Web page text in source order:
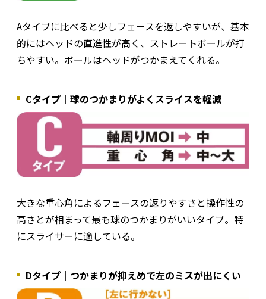
Aタイプに比べると少しフェースを返しやすいが、基本
的にはヘッドの直進性が高く、ストレートボールが打
ちやすい。ボールはヘッドがつかまえてくれる。
Cタイプ｜球のつかまりがよくスライスを軽減
大きな重心角によるフェースの返りやすさと操作性の
高さとが相まって最も球のつかまりがいいタイプ。特
にスライサーに適している。
Dタイプ｜つかまりが抑えめで左のミスが出にくい